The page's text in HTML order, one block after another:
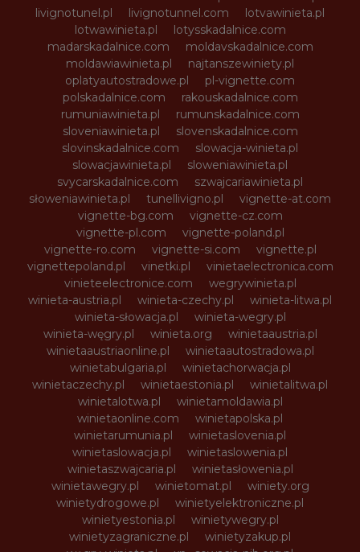
livignotunel.pl
livignotunnel.com
lotvawinieta.pl
lotwawinieta.pl
lotysskadalnice.com
madarskadalnice.com
moldavskadalnice.com
moldawiawinieta.pl
najtanszewiniety.pl
oplatyautostradowe.pl
pl-vignette.com
polskadalnice.com
rakouskadalnice.com
rumuniawinieta.pl
rumunskadalnice.com
sloveniawinieta.pl
slovenskadalnice.com
slovinskadalnice.com
slowacja-winieta.pl
slowacjawinieta.pl
sloweniawinieta.pl
svycarskadalnice.com
szwajcariawinieta.pl
słoweniawinieta.pl
tunellivigno.pl
vignette-at.com
vignette-bg.com
vignette-cz.com
vignette-pl.com
vignette-poland.pl
vignette-ro.com
vignette-si.com
vignette.pl
vignettepoland.pl
vinetki.pl
vinietaelectronica.com
vinieteelectronice.com
wegrywinieta.pl
winieta-austria.pl
winieta-czechy.pl
winieta-litwa.pl
winieta-słowacja.pl
winieta-wegry.pl
winieta-węgry.pl
winieta.org
winietaaustria.pl
winietaaustriaonline.pl
winietaautostradowa.pl
winietabulgaria.pl
winietachorwacja.pl
winietaczechy.pl
winietaestonia.pl
winietalitwa.pl
winietalotwa.pl
winietamoldawia.pl
winietaonline.com
winietapolska.pl
winietarumunia.pl
winietaslovenia.pl
winietaslowacja.pl
winietaslowenia.pl
winietaszwajcaria.pl
winietasłowenia.pl
winietawegry.pl
winietomat.pl
winiety.org
winietydrogowe.pl
winietyelektroniczne.pl
winietyestonia.pl
winietywegry.pl
winietyzagraniczne.pl
winietyzakup.pl